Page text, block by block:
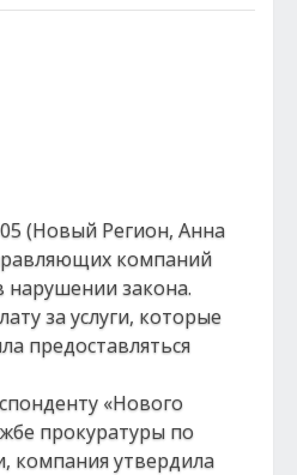
(Новый Регион, Анна
компаний
нарушении закона.
за услуги, которые
предоставляться
«Нового
прокуратуры по
компания утвердила